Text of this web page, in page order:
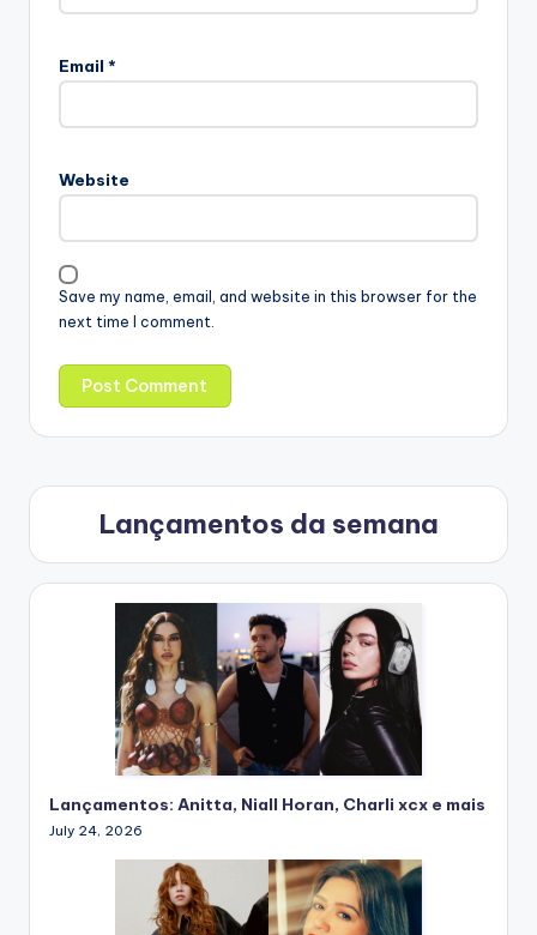
Email *
Website
Save my name, email, and website in this browser for the
next time I comment.
Lançamentos da semana
Lançamentos: Anitta, Niall Horan, Charli xcx e mais
July 24, 2026